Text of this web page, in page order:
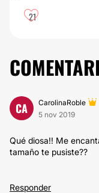
21
CA
CarolinaRoble
5 nov 2019
Qué diosa!! Me
tamaño te pusiste??
Responder